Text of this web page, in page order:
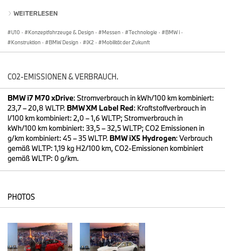
asiatischen Kontinent zu sehen sein. Mit diesem Visionsfahrzeug
Nutzererlebnis der Zukunft, das schon ab 2025 mit den Modellen
der Neuen Klasse Wirklichkeit wird.
BMW dem Publikum vom 26. Oktober bis zum 5. November 2023
ein breites Spektrum aktueller Modellneuheiten und Innovationen.
Einen Schwerpunkt bilden digitale Technologien und die
Möglichkeiten, mit ihnen das Nutzererlebnis zu intensivieren. Im
neuen BMW X2 erschließt das weiterentwickelte Bediensystem
BMW iDrive mit „QuickSelect“ ein deutlich erweitertes Angebot
digitaler Inhalte für Information und Unterhaltung. Mit den neuen
BMW ConnectedDrive Upgrades erhalten Kunden Zugriff auf
innovative Angebote unter anderem in den Bereichen In-Car-
Gaming, Video- und Audiostreaming (Verfügbarkeit abhängig von
Modell, Ausstattung und Land).
BMW Vision Neue Klasse ist das BMW Panoramic Vision. Die
Projektion von Informationen über die gesamte Breite der
2025 erlebbar sein.
Die BMW Pressekonferenz zum Auftakt der Japan Mobility Show
WEITERLESEN
U10 · Konzeptfahrzeuge & Design · Messen · Technologie · BMW i ·
Konstruktion · BMW Design · iX2 · Mobilität der Zukunft
CO2-EMISSIONEN & VERBRAUCH.
BMW i7 M70 xDrive: Stromverbrauch in kWh/100 km kombiniert:
23,7 – 20,8 WLTP. BMW XM Label Red: Kraftstoffverbrauch in
l/100 km kombiniert: 2,0 – 1,6 WLTP; Stromverbrauch in
kWh/100 km kombiniert: 33,5 – 32,5 WLTP; CO2 Emissionen in
g/km kombiniert: 45 – 35 WLTP. BMW iX5 Hydrogen: Verbrauch
gemäß WLTP: 1,19 kg H2/100 km, CO2-Emissionen kombiniert
gemäß WLTP: 0 g/km.
PHOTOS